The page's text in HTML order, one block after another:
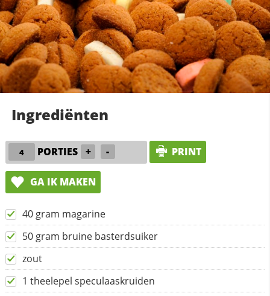
Ingrediënten
PORTIES + - PRINT
GA IK MAKEN
40 gram magarine
50 gram bruine basterdsuiker
zout
1 theelepel speculaaskruiden